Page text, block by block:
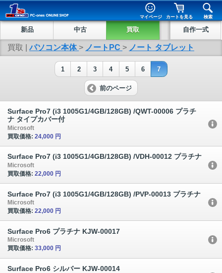
マイページ カートを見る 検索
新品 中古 買取 自作一式
買取 | パソコン本体 > ノートPC > ノート タブレット
1 2 3 4 5 6 7
前のページ
Surface Pro7 (i3 1005G1/4GB/128GB) /QWT-00006 プラチ
ナ タイプカバー付
Microsoft
買取価格: 24,000 円
Surface Pro7 (i3 1005G1/4GB/128GB) /VDH-00012 プラチナ
Microsoft
買取価格: 22,000 円
Surface Pro7 (i3 1005G1/4GB/128GB) /PVP-00013 プラチナ
Microsoft
買取価格: 22,000 円
Surface Pro6 プラチナ KJW-00017
Microsoft
買取価格: 33,000 円
Surface Pro6 シルバー KJW-00014